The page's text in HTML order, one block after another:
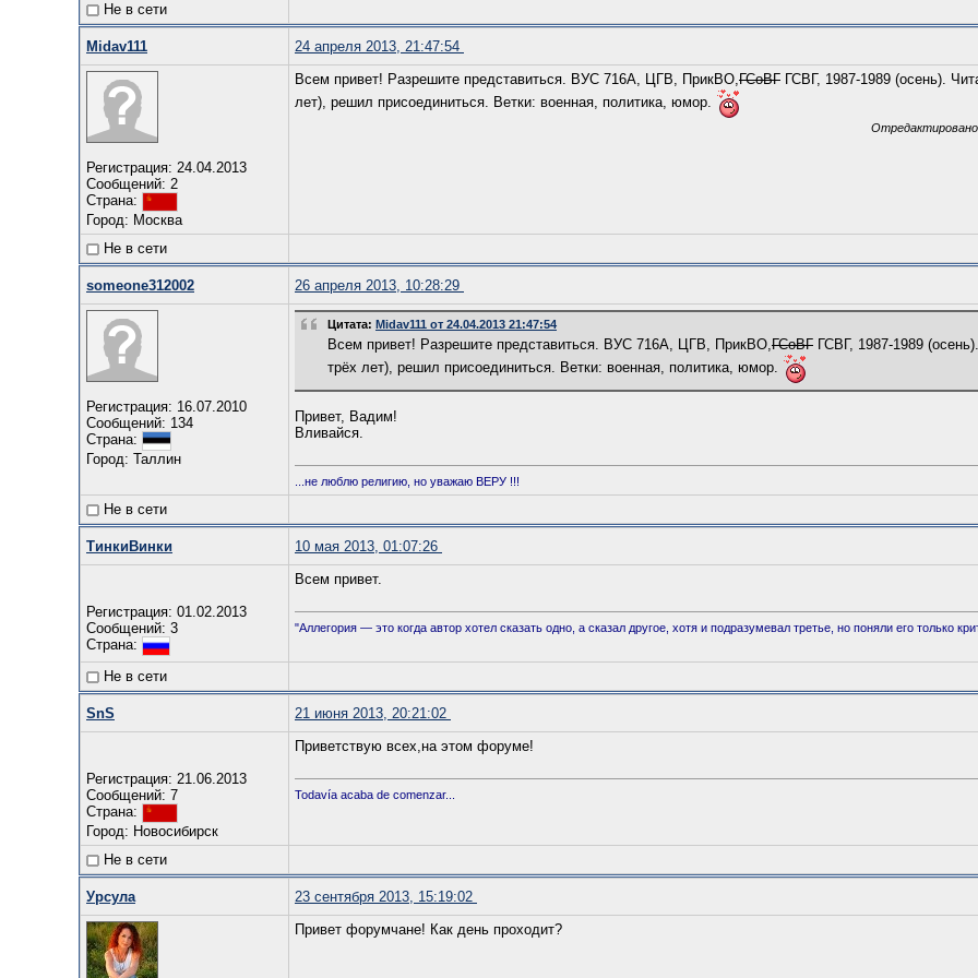
Не в сети
Midav111 24 апреля 2013, 21:47:54
Регистрация: 24.04.2013
Сообщений: 2
Страна:
Город: Москва
Всем привет! Разрешите представиться. ВУС 716А, ЦГВ, ПрикВО,ГСоВГ ГСВГ, 1987-1989 (осень).
лет), решил присоединиться. Ветки: военная, политика, юмор.
Не в сети
someone312002 26 апреля 2013, 10:28:29
Регистрация: 16.07.2010
Сообщений: 134
Страна:
Город: Таллин
Цитата: Midav111 от 24.04.2013 21:47:54
Всем привет! Разрешите представиться. ВУС 716А, ЦГВ, ПрикВО,ГСоВГ ГСВГ, 1987-1989
трёх лет), решил присоединиться. Ветки: военная, политика, юмор.
Привет, Вадим!
Вливайся.
...не люблю религию, но уважаю ВЕРУ !!!
Не в сети
ТинкиВинки 10 мая 2013, 01:07:26
Регистрация: 01.02.2013
Сообщений: 3
Страна:
Всем привет.
"Аллегория — это когда автор хотел сказать одно, а сказал другое, хотя и подразумевал третье, но поняли его только
Не в сети
SnS 21 июня 2013, 20:21:02
Регистрация: 21.06.2013
Сообщений: 7
Страна:
Город: Новосибирск
Приветствую всех,на этом форуме!
Todavía acaba de comenzar...
Не в сети
Урсула 23 сентября 2013, 15:19:02
Привет форумчане! Как день проходит?